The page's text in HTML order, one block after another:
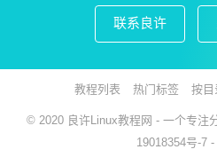
联系良许
教程列表 热门标签 按目
© 2020 良许Linux教程网 - 一个专注
19018354号-7 -